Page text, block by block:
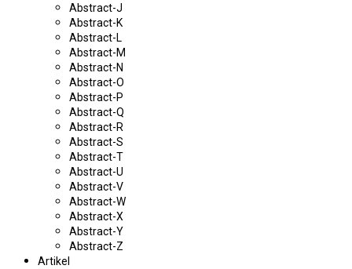
Abstract-J
Abstract-K
Abstract-L
Abstract-M
Abstract-N
Abstract-O
Abstract-P
Abstract-Q
Abstract-R
Abstract-S
Abstract-T
Abstract-U
Abstract-V
Abstract-W
Abstract-X
Abstract-Y
Abstract-Z
Artikel